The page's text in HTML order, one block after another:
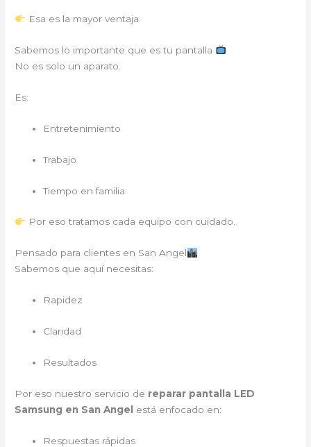
Esa es la mayor ventaja.
Sabemos lo importante que es tu pantalla
No es solo un aparato.
Es:
Entretenimiento
Trabajo
Tiempo en familia
Por eso tratamos cada equipo con cuidado.
Pensado para clientes en San Angel
Sabemos que aquí necesitas:
Rapidez
Claridad
Resultados
Por eso nuestro servicio de reparar pantalla LED
Samsung en San Angel está enfocado en:
Respuestas rápidas